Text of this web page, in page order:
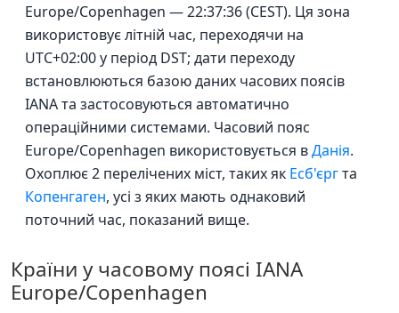
Europe/Copenhagen — 22:37:36 (CEST). Ця зона
використовує літній час, переходячи на
UTC+02:00 у період DST; дати переходу
встановлюються базою даних часових поясів
IANA та застосовуються автоматично
операційними системами. Часовий пояс
Europe/Copenhagen використовується вДанія.
Охоплює 2 перелічених міст, таких як Есб'єргта
Копенгаген, усі з яких мають однаковий
поточний час, показаний вище.
Країни у часовому поясі IANA
Europe/Copenhagen